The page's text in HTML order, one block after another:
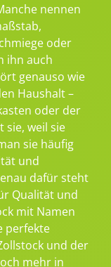
nennen
oder
ihn auch
genauso wie
Haushalt –
oder der
sie, weil sie
sie häufig
und
dafür steht
Qualität und
mit Namen
perfekte
und der
mehr in